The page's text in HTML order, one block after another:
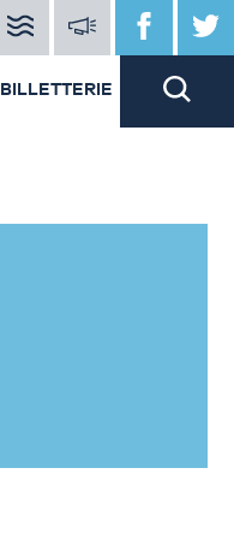
BILLETTERIE